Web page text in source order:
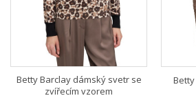
Betty Barclay dámský svetr se
zvířecím vzorem